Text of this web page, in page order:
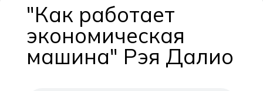
"Как работает
экономическая
машина" Рэя Далио